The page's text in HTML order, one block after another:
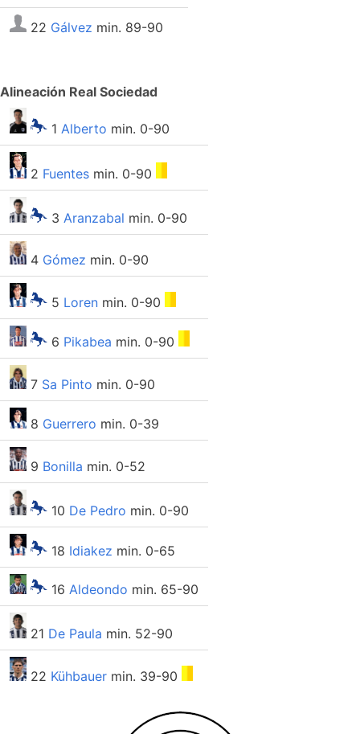
22 Gálvez min. 89-90
Alineación Real Sociedad
1 Alberto min. 0-90
2 Fuentes min. 0-90
3 Aranzabal min. 0-90
4 Gómez min. 0-90
5 Loren min. 0-90
6 Pikabea min. 0-90
7 Sa Pinto min. 0-90
8 Guerrero min. 0-39
9 Bonilla min. 0-52
10 De Pedro min. 0-90
18 Idiakez min. 0-65
16 Aldeondo min. 65-90
21 De Paula min. 52-90
22 Kühbauer min. 39-90